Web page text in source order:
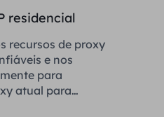
residencial
recursos de proxy
​​e nos
para
atual para